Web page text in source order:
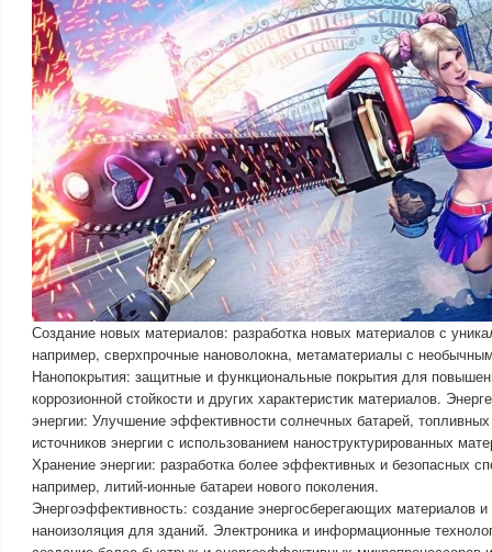
Создание новых материалов: разработка новых материалов с
например, сверхпрочные нановолокна, метаматериалы с
Нанопокрытия: защитные и функциональные покрытия для
коррозионной стойкости и других характеристик материалов.
энергии: Улучшение эффективности солнечных батарей,
источников энергии с использованием наноструктурированных
Хранение энергии: разработка более эффективных и безопасных
например, литий-ионные батареи нового поколения.
Энергоэффективность: создание энергосберегающих материалов
наноизоляция для зданий. Электроника и информационные